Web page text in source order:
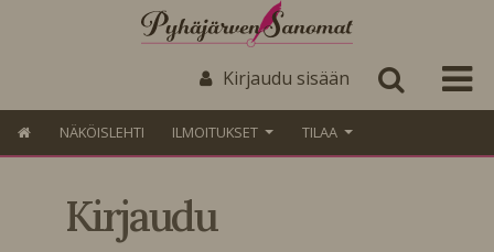
Kirjaudu sisään
NÄKÖISLEHTI ILMOITUKSET TILAA
Kirjaudu